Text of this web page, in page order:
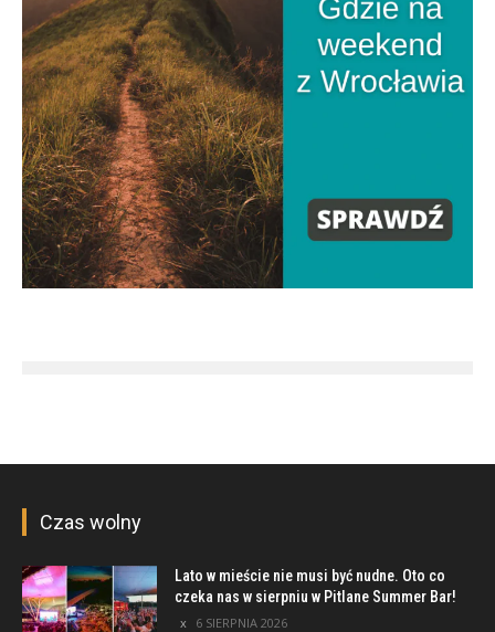
Czas wolny
Lato w mieście nie musi być nudne. Oto co
czeka nas w sierpniu w Pitlane Summer Bar!
6 SIERPNIA 2026